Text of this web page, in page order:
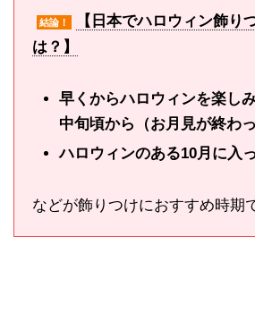
結論！
【日本でハロウィン飾り
は？】
早くからハロウィンを楽し
中旬頃から（お月見が終わ
ハロウィンのある10月に入
などが飾りつけにおすすめ時期